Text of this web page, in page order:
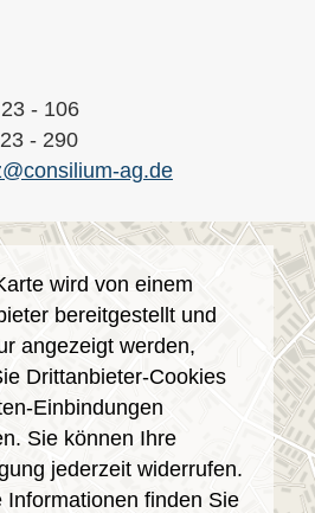
- 106
- 290
ag.de
wird von einem
bereitgestellt und
angezeigt werden,
Drittanbieter-Cookies
Einbindungen
Sie können Ihre
jederzeit widerrufen.
Informationen finden Sie